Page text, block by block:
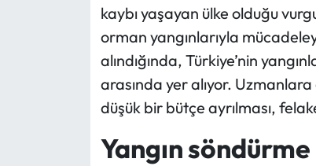
kaybı yaşayan ülke olduğu
orman yangınlarıyla
alındığında, Türkiye’nin
arasında yer alıyor.
düşük bir bütçe ayrılması,
Yangın